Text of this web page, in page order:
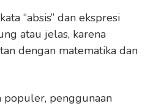
kata “absis” dan ekspresi
atau jelas, karena
dengan matematika dan
populer, penggunaan